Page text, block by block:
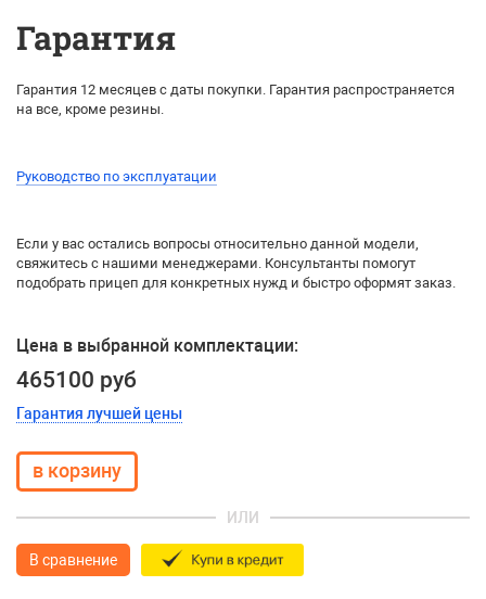
Гарантия
Гарантия 12 месяцев с даты покупки. Гарантия распространяется
на все, кроме резины.
Руководство по эксплуатации
Если у вас остались вопросы относительно данной модели,
свяжитесь с нашими менеджерами. Консультанты помогут
подобрать прицеп для конкретных нужд и быстро оформят заказ.
Цена в выбранной комплектации:
465100 руб
Гарантия лучшей цены
ИЛИ
В сравнение